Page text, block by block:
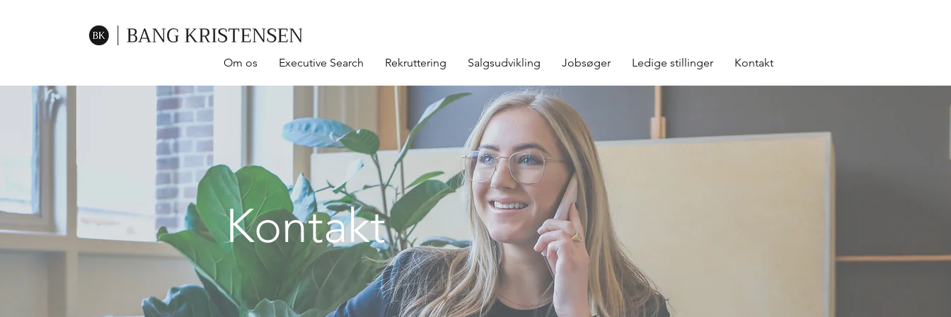
Om os Executive Search Rekruttering Salgsudvikling Jobsøger Ledige stillinger Kontakt
Kontakt